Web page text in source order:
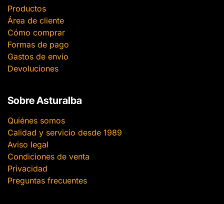
Productos
Área de cliente
Cómo comprar
Formas de pago
Gastos de envío
Devoluciones
Sobre Asturalba
Quiénes somos
Calidad y servicio desde 1989
Aviso legal
Condiciones de venta
Privacidad
Preguntas frecuentes